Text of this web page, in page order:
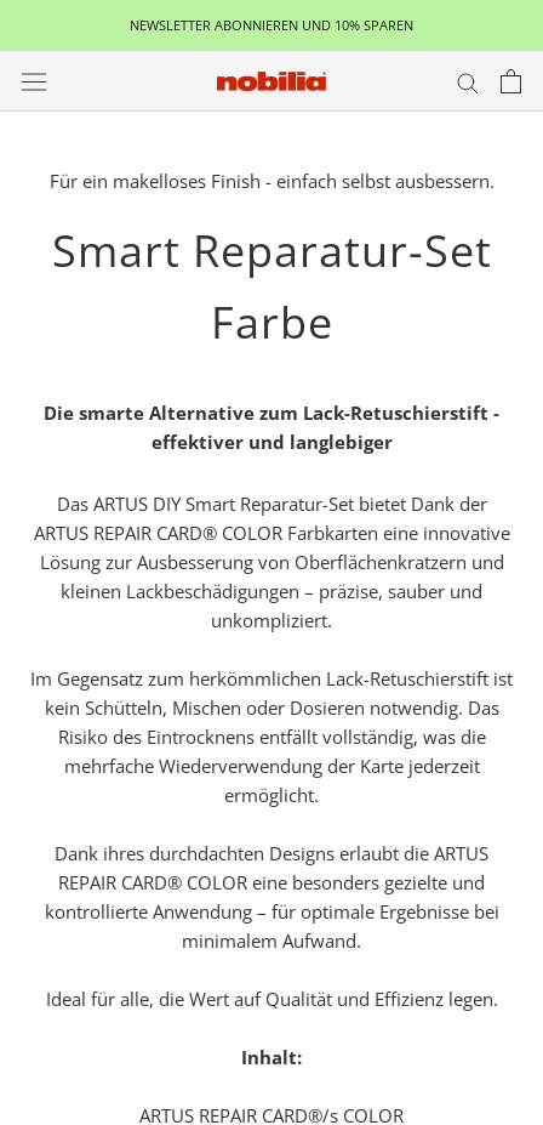
springen
NEWSLETTER ABONNIEREN UND 10% SPAREN
Für ein makelloses Finish - einfach selbst ausbessern.
Smart Reparatur-Set
Farbe
Die smarte Alternative zum Lack-Retuschierstift -
effektiver und langlebiger
Das ARTUS DIY Smart Reparatur-Set bietet Dank der
ARTUS REPAIR CARD® COLOR Farbkarten eine innovative
Lösung zur Ausbesserung von Oberflächenkratzern und
kleinen Lackbeschädigungen – präzise, sauber und
unkompliziert.
Im Gegensatz zum herkömmlichen Lack-Retuschierstift ist
kein Schütteln, Mischen oder Dosieren notwendig. Das
Risiko des Eintrocknens entfällt vollständig, was die
mehrfache Wiederverwendung der Karte jederzeit
ermöglicht.
Dank ihres durchdachten Designs erlaubt die ARTUS
REPAIR CARD® COLOR eine besonders gezielte und
kontrollierte Anwendung – für optimale Ergebnisse bei
minimalem Aufwand.
Ideal für alle, die Wert auf Qualität und Effizienz legen.
Inhalt:
ARTUS REPAIR CARD®/s COLOR